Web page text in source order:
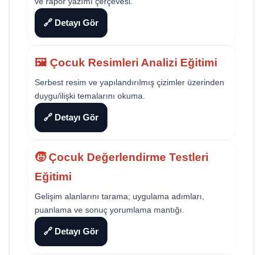
🔗 Detayı Gör
🖼️ Çocuk Resimleri Analizi Eğitimi
Serbest resim ve yapılandırılmış çizimler üzerinden
duygu/ilişki temalarını okuma.
🔗 Detayı Gör
🧒 Çocuk Değerlendirme Testleri
Eğitimi
Gelişim alanlarını tarama; uygulama adımları,
puanlama ve sonuç yorumlama mantığı.
🔗 Detayı Gör